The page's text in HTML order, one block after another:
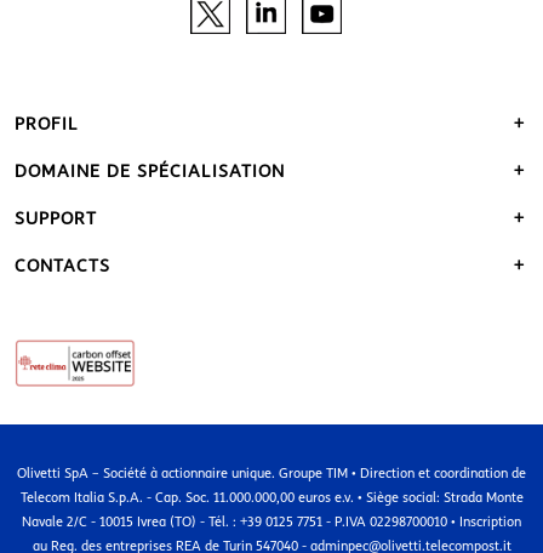
PROFIL
DOMAINE DE SPÉCIALISATION
SUPPORT
CONTACTS
Olivetti SpA – Société à actionnaire unique. Groupe TIM • Direction et coordination de
Telecom Italia S.p.A. - Cap. Soc. 11.000.000,00 euros e.v. • Siège social: Strada Monte
Navale 2/C - 10015 Ivrea (TO) - Tél. : +39 0125 7751 - P.IVA 02298700010 • Inscription
au Reg. des entreprises REA de Turin 547040 - adminpec@olivetti.telecompost.it